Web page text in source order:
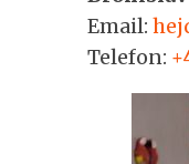
Email:
Telefon: